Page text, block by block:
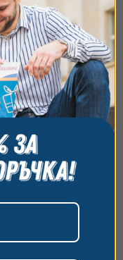
универсален
какво, къде
за
за да осигурим
използването
приемете
или да
информация
вашите
за